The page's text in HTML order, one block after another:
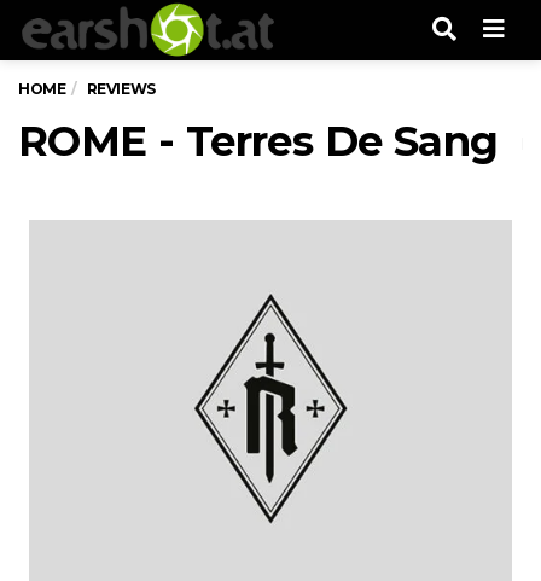
HOME REVIEWS
ROME - Terres De Sang